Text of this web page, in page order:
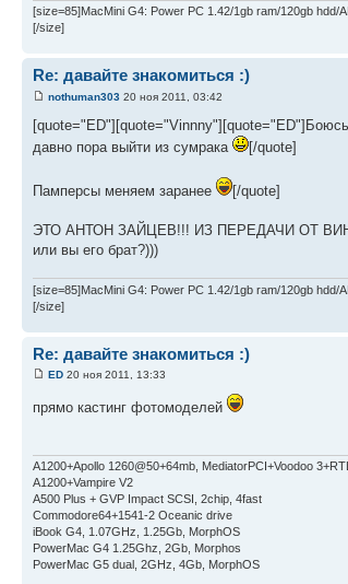
[size=85]MacMini G4: Power PC 1.42/1gb ram/120gb hdd/
[/size]
Re: давайте знакомиться :)
nothuman303 20 ноя 2011, 03:42
давно пора выйти из сумрака
[/quote]
Памперсы меняем заранее [/quote]
ЭТО АНТОН ЗАЙЦЕВ!!! ИЗ ПЕРЕДАЧИ ОТ
или вы его брат?)))
[size=85]MacMini G4: Power PC 1.42/1gb ram/120gb hdd/
[/size]
Re: давайте знакомиться :)
ED 20 ноя 2011, 13:33
прямо кастинг фотомоделей
A1200+Apollo 1260@50+64mb, MediatorPCI+Voodoo
A1200+Vampire V2
А500 Plus + GVP Impact SCSI, 2chip, 4fast
Commodore64+1541-2 Oceanic drive
iBook G4, 1.07GHz, 1.25Gb, MorphOS
PowerMac G4 1.25Ghz, 2Gb, Morphos
PowerMac G5 dual, 2GHz, 4Gb, MorphOS